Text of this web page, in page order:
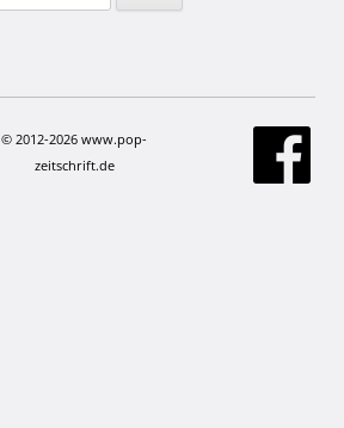
© 2012-2026 www.pop-
zeitschrift.de